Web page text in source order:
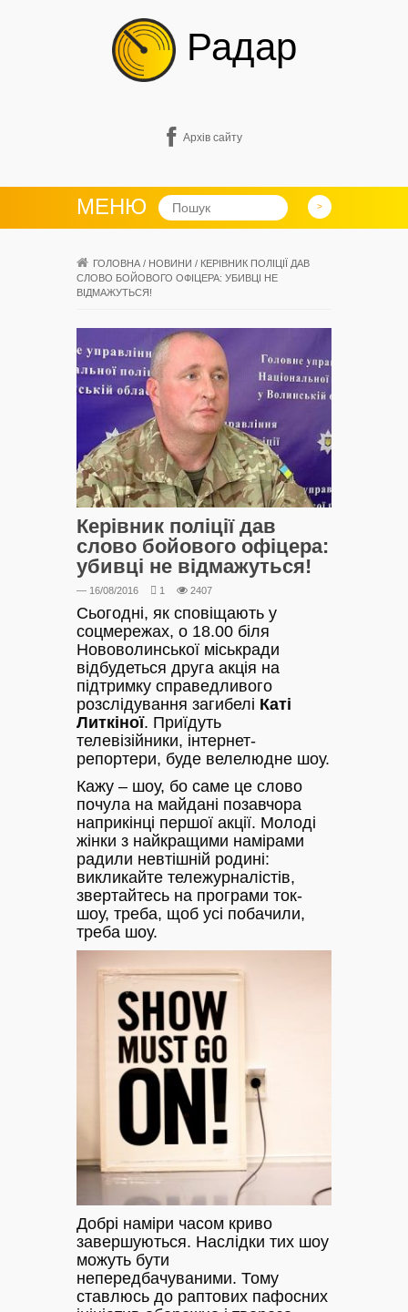
Радар
Архів сайту
МЕНЮ
ГОЛОВНА / НОВИНИ / КЕРІВНИК ПОЛІЦІЇ ДАВ
СЛОВО БОЙОВОГО ОФІЦЕРА: УБИВЦІ НЕ
ВІДМАЖУТЬСЯ!
Керівник поліції дав
слово бойового офіцера:
убивці не відмажуться!
— 16/08/2016 1 2407
Сьогодні, як сповіщають у
соцмережах, о 18.00 біля
Нововолинської міськради
відбудеться друга акція на
підтримку справедливого
розслідування загибелі Каті
Литкіної. Приїдуть
телевізійники, інтернет-
репортери, буде велелюдне шоу.
Кажу – шоу, бо саме це слово
почула на майдані позавчора
наприкінці першої акції. Молоді
жінки з найкращими намірами
радили невтішній родині:
викликайте тележурналістів,
звертайтесь на програми ток-
шоу, треба, щоб усі побачили,
треба шоу.
Добрі наміри часом криво
завершуються. Наслідки тих шоу
можуть бути
непередбачуваними. Тому
ставлюсь до раптових пафосних